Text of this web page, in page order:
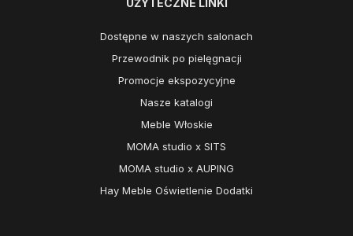
UŻYTECZNE LINKI
Dostępne w naszych salonach
Przewodnik po pielęgnacji
Promocje ekspozycyjne
Nasze katalogi
Meble Włoskie
MOMA studio x SITS
MOMA studio x AUPING
Hay Meble Oświetlenie Dodatki